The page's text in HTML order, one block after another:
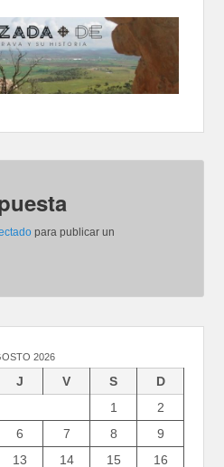
para publicar un
2026
J V S
D
1
2
6 7 8
9
13 14 15
16